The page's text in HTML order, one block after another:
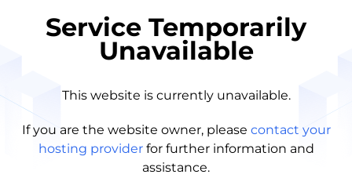
Service Temporarily
Unavailable
This website is currently unavailable.
If you are the website owner, please contact your
hosting provider for further information and
assistance.